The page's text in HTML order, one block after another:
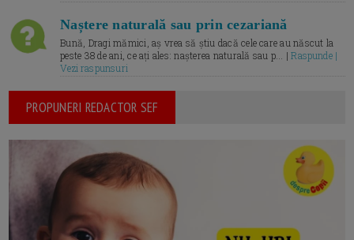
Naștere naturală sau prin cezariană
Bună, Dragi mămici, aș vrea să știu dacă cele care au născut la
peste 38 de ani, ce ați ales: nașterea naturală sau p... |Raspunde |
Vezi raspunsuri
PROPUNERI REDACTOR SEF